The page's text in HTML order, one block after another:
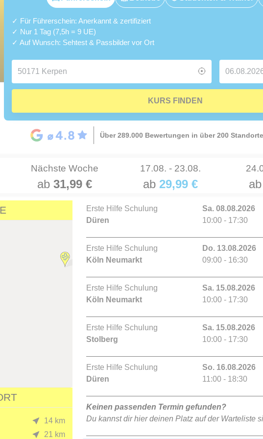
✓ Für Führerschein: Anerkannt & zertifiziert
✓ Nur 1 Tag (7,5h = 9 UE)
✓ Auf Wunsch: Sehtest & Passbilder vor Ort
KURS FINDEN
Über 289.000 Bewertungen in über 200
Nächste Woche
ab 31,99 €
17.08. - 23.08.
ab 29,99 € ab
14 km
21 km
Erste Hilfe Schulung
Düren
Sa. 08.08.2026
10:00 - 17:30
Erste Hilfe Schulung
Köln Neumarkt
Do. 13.08.2026
09:00 - 16:30
Erste Hilfe Schulung
Köln Neumarkt
Sa. 15.08.2026
10:00 - 17:30
Erste Hilfe Schulung
Stolberg
Sa. 15.08.2026
10:00 - 17:30
Erste Hilfe Schulung
Düren
So. 16.08.2026
11:00 - 18:30
Keinen passenden Termin gefunden?
Du kannst dir hier deinen Platz auf der Warteliste